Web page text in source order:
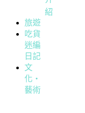
紹
旅遊
吃貨
迷編
日記
文
化・
藝術